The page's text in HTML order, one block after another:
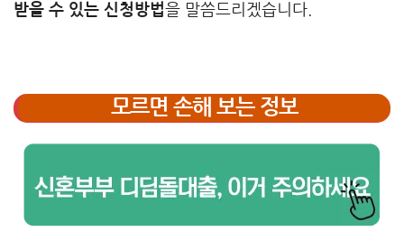
받을 수 있는 신청방법을 말씀드리겠습니다.
모르면 손해 보는 정보